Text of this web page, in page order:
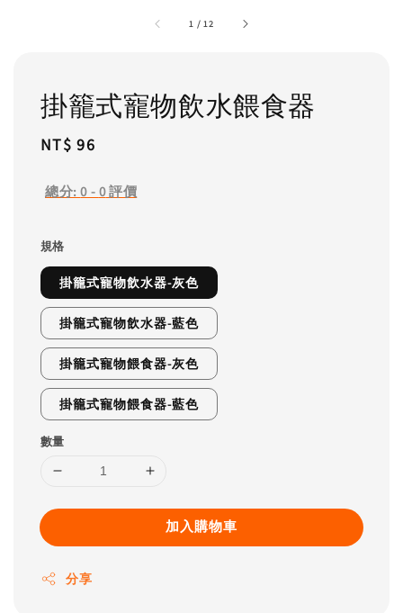
1 / 12
掛籠式寵物飲水餵食器
Regular
NT$ 96
總分:0 - 0評價
規格
掛籠式寵物飲水器-灰色
掛籠式寵物飲水器-藍色
掛籠式寵物餵食器-灰色
掛籠式寵物餵食器-藍色
數量
加入購物車
分享